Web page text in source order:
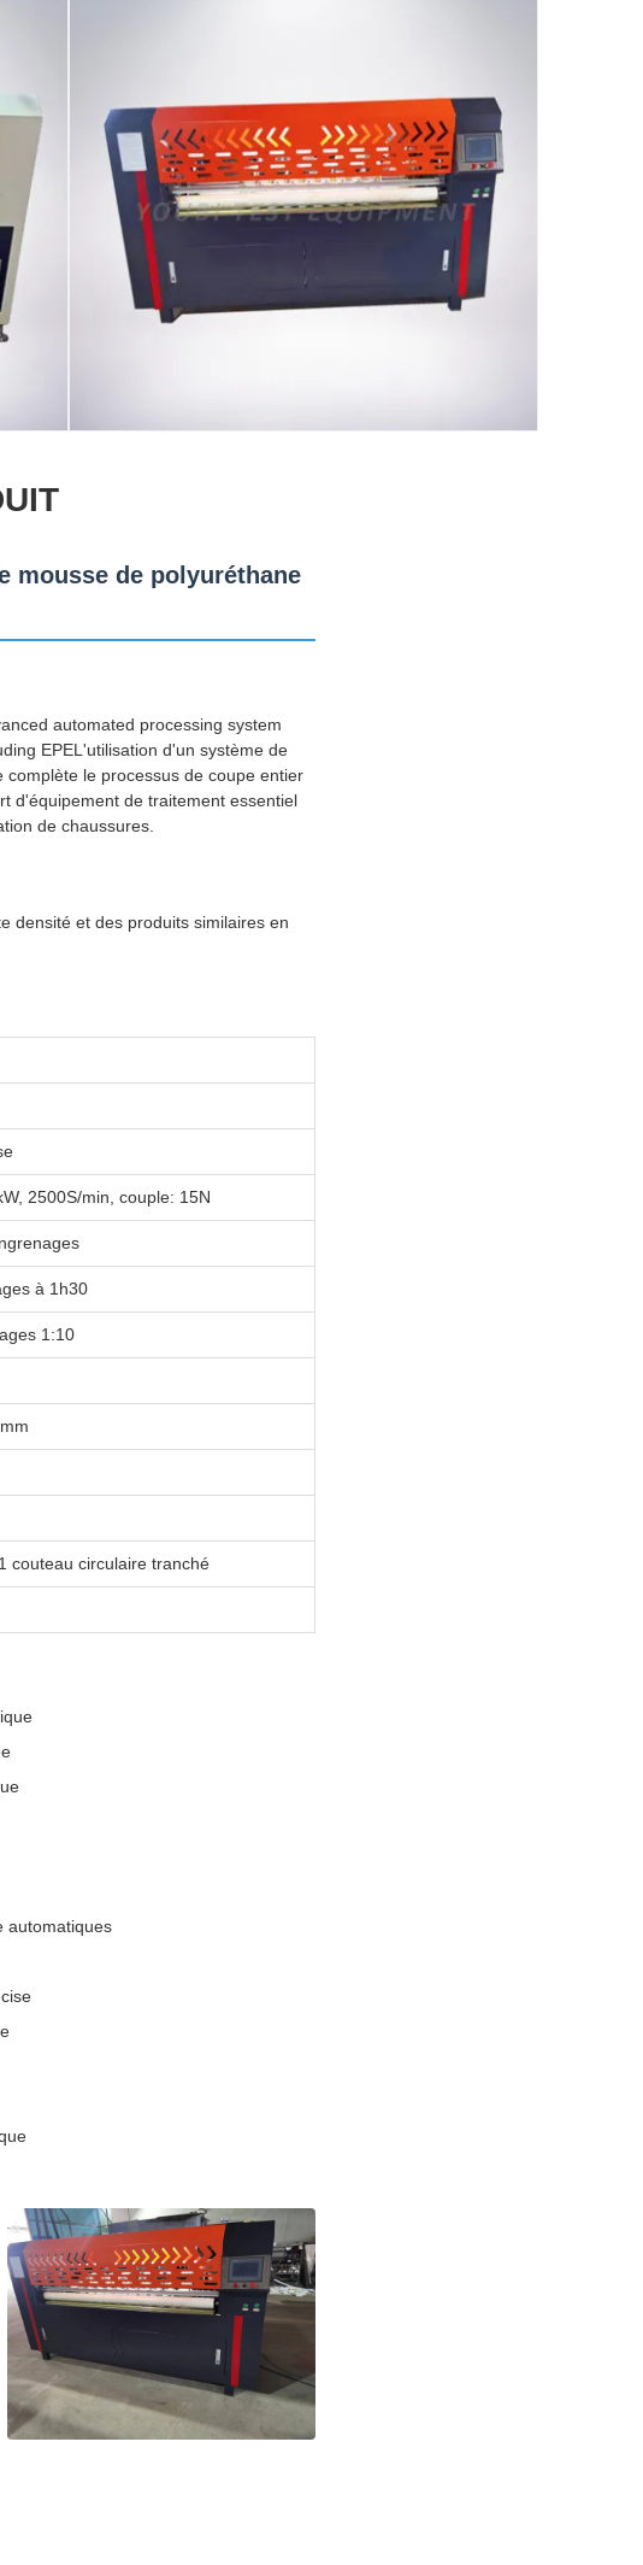
mousse de polyuréthane
automated processing system
EPEL'utilisation d'un système de
le processus de coupe entier
d'équipement de traitement essentiel
de chaussures.
densité et des produits similaires en
2500S/min, couple: 15N
à 1h30
1:10
couteau circulaire tranché
automatiques